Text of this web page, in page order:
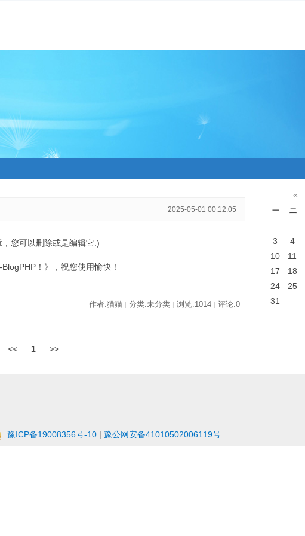
2025-05-01 00:12:05
您可以删除或是编辑它:)
！》，祝您使用愉快！
作者:猫猫 | 分类:未分类 | 浏览:1014 | 评论:0
<< 1 >>
«
一 二
3
4
10
11
17
18
24
25
31
豫ICP备19008356号-10 | 豫公网安备41010502006119号